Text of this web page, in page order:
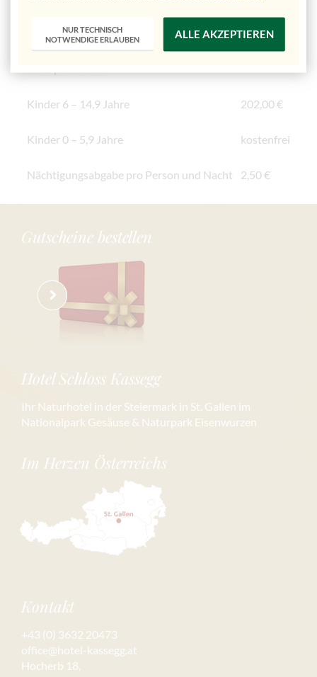
Im Einzelzimmer
404,00 €
Kinder 6 – 14,9 Jahre 202,00 €
Kinder 0 – 5,9 Jahre kostenfrei
Nächtigungsabgabe pro Person und Nacht 2,50 €
Gutscheine bestellen
Hotel Schloss Kassegg
Ihr Naturhotel in der Steiermark in St. Gallen im
Nationalpark Gesäuse & Naturpark Eisenwurzen
Im Herzen Österreichs
Kontakt
+43 (0) 3632 20473
office@hotel-kassegg.at
Hocherb 18,
NUR TECHNISCH
NOTWENDIGE ERLAUBEN
ALLE AKZEPTIEREN